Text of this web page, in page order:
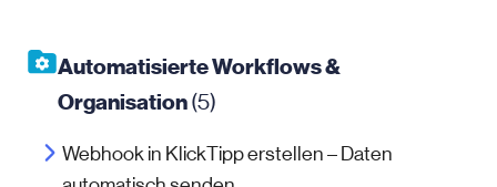
Automatisierte Workflows &
Organisation(5)
Webhook in KlickTipp erstellen – Daten